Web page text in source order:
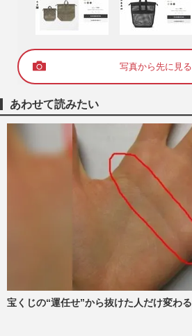
写真から先に見る
あわせて読みたい
宝くじの“運任せ”から抜けた人だけ変わる